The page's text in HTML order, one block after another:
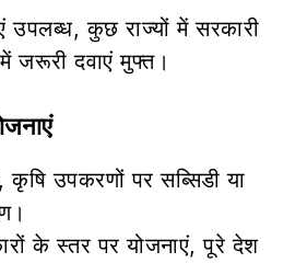
उपलब्ध, कुछ राज्यों में सरकारी
जरूरी दवाएं मुफ्त।
कृषि उपकरणों पर सब्सिडी या
के स्तर पर योजनाएं, पूरे देश